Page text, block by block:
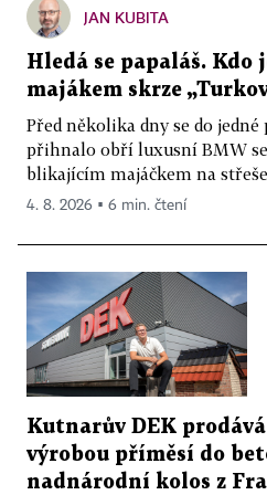
JAN KUBITA
Hledá se papaláš. Kdo
majákem skrze
Před několika dny se do
přihnalo obří luxusní BMW
blikajícím majáčkem na
4. 8. 2026 ▪ 6 min. čtení
Kutnarův DEK prodává
výrobou příměsí do
nadnárodní kolos z